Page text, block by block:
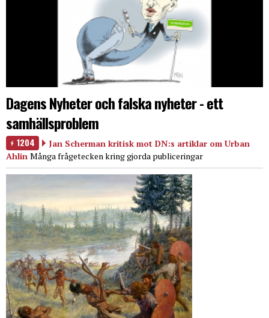
Dagens Nyheter och falska nyheter - ett
samhällsproblem
1204
Jan Scherman kritisk mot DN:s artiklar om Urban
Ahlin Många frågetecken kring gjorda publiceringar